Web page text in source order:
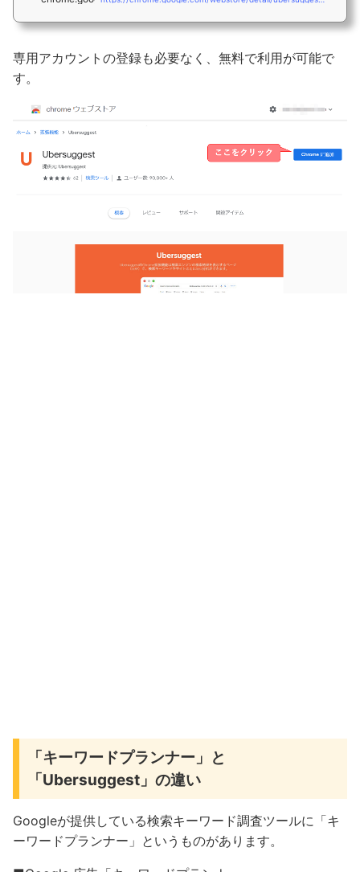
専用アカウントの登録も必要なく、無料で利用が可能で
す。
「キーワードプランナー」と
「Ubersuggest」の違い
Googleが提供している検索キーワード調査ツールに「キ
ーワードプランナー」というものがあります。